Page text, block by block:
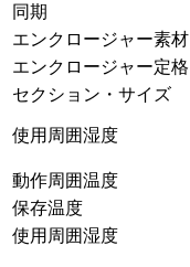
同期
エンクロージャー素材
エンクロージャー定格
セクション・サイズ
使用周囲湿度
動作周囲温度
保存温度
使用周囲湿度